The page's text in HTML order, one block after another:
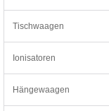
Tischwaagen
Ionisatoren
Hängewaagen